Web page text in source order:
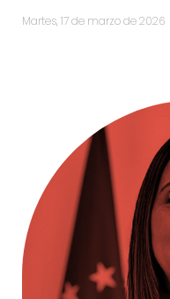
martes, 17 de marzo de 2026